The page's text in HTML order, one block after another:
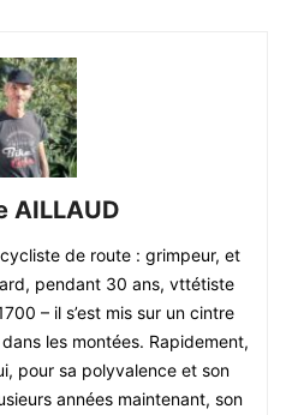
AILLAUD
de route : grimpeur, et
pendant 30 ans, vttétiste
– il s’est mis sur un cintre
les montées. Rapidement,
pour sa polyvalence et son
années maintenant, son